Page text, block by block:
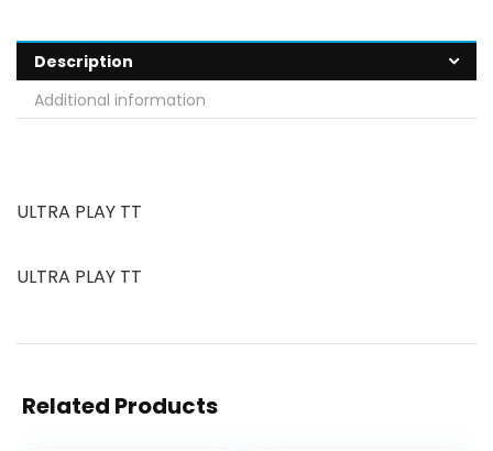
Description
Additional information
ULTRA PLAY TT
ULTRA PLAY TT
Related Products